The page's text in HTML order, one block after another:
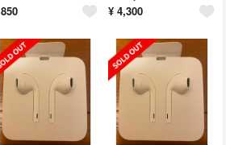
850 ¥ 4,300